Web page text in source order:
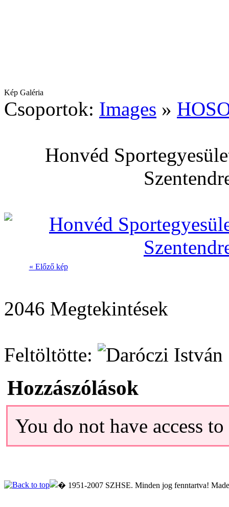
Kép Galéria
Csoportok: Images »
Honvéd
« Előző kép
2046 Megtekintések
Feltöltötte:
Hozzászólások
You do not have access